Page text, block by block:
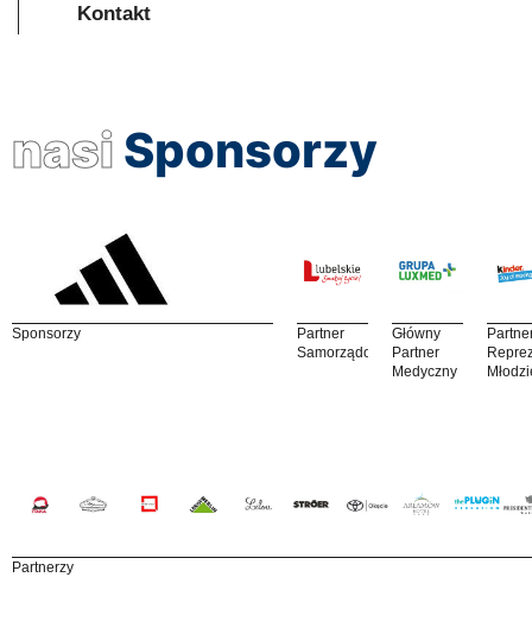
Kontakt
nasi Sponsorzy
Sponsorzy
Partner
Samorządowy
Główny
Partner
Medyczny
Partnerzy